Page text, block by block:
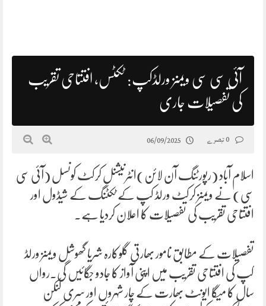
آئی سی سی ویمنز ورلڈکپ: ٹکٹس، افتتاحی تقریب
کی تفصیلات جاری
06/09/2025
اسلام آباد (رپورٹنگ آن لائن)انٹرنیشنل کرکٹ کونسل (آئی سی
سی) نے ویمنز کرکٹ ورلڈ کپ کے ٹکٹنگ کے شیڈول اور
افتتاحی تقریب کی تفصیلات کا اعلان کردیا ہے۔
تفصیلات کے مطابق نامور بھارتی گلوکارہ شریا گھوشل ویمنز ورلڈ
کپ کی افتتاحی تقریب میں اپنی آواز کا جادو جگائیں گی۔رواں
سال کا میگا ایونٹ بھارت کے چار شہروں اور سری لنکن